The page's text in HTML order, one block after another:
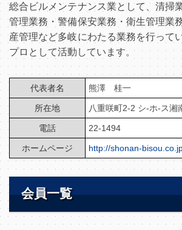
総合ビルメンテナンス業として、清掃
管理業務・警備保安業務・衛生管理業
産管理など多岐にわたる業務を行って
プロとして活動しています。
代表者名 熊澤 桂一
所在地 八重咲町2-2 シ-ホ-ス湘
電話 22-1494
ホームページ http://shonan-
会員一覧